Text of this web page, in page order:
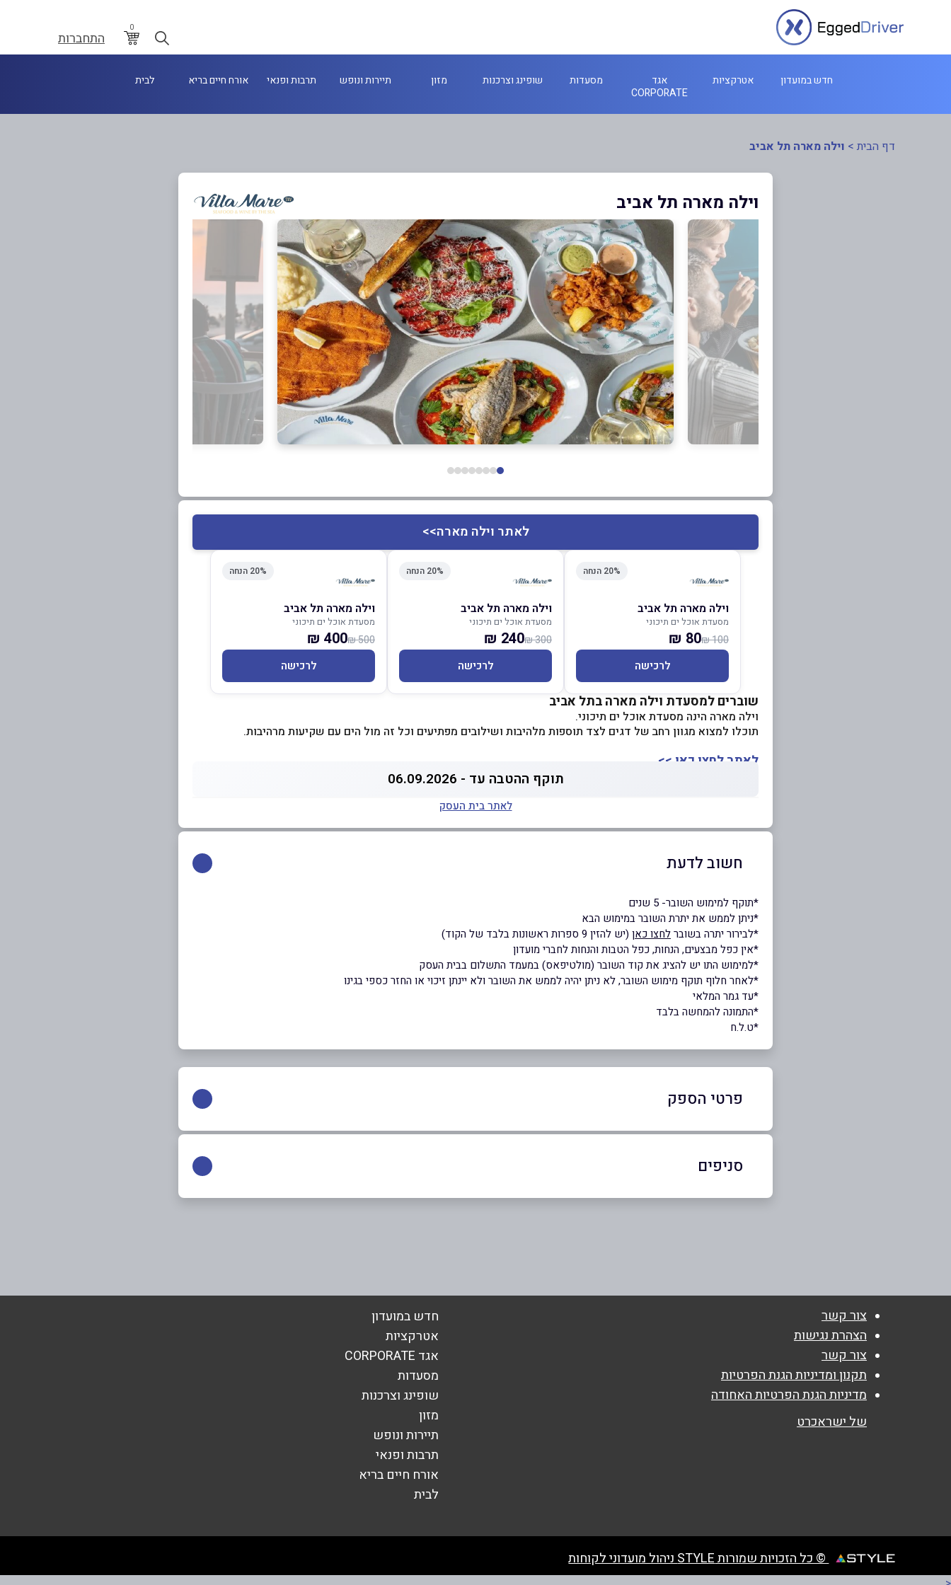
0
התחברות
חדש במועדון אטרקציות
אגד
CORPORATE
מסעדות שופינג וצרכנות מזון תיירות ונופש תרבות ופנאי אורח חיים בריא לבית
דף הבית > וילה מארה תל אביב
וילה מארה תל אביב
לאתר וילה מארה>>
20% הנחה
וילה מארה תל אביב
מסעדת אוכל ים תיכוני
100 ₪
80 ₪
לרכישה
20% הנחה
וילה מארה תל אביב
מסעדת אוכל ים תיכוני
300 ₪
240 ₪
לרכישה
20% הנחה
וילה מארה תל אביב
מסעדת אוכל ים תיכוני
500 ₪
400 ₪
לרכישה
שוברים למסעדת וילה מארה בתל אביב
וילה מארה הינה מסעדת אוכל ים תיכוני.
תוכלו למצוא מגוון רחב של דגים לצד תוספות מלהיבות ושילובים מפתיעים וכל זה מול הים עם שקיעות מרהיבות.
לאתר לחצו כאן >>
תוקף ההטבה עד - 06.09.2026
לאתר בית העסק
חשוב לדעת
*תוקף למימוש השובר- 5 שנים
*ניתן לממש את יתרת השובר במימוש הבא
*לבירור יתרה בשוברלחצו כאן (יש להזין 9 ספרות ראשונות בלבד של הקוד)
*אין כפל מבצעים, הנחות, כפל הטבות והנחות לחברי מועדון
*למימוש התו יש להציג את קוד השובר (מולטיפאס) במעמד התשלום בבית העסק
*לאחר חלוף תוקף מימוש השובר, לא ניתן יהיה לממש את השובר ולא יינתן זיכוי או החזר כספי בגינו
*עד גמר המלאי
*התמונה להמחשה בלבד
*ט.ל.ח
פרטי הספק
074-7725322
באתר
טלפון* אימייל*
אנא חזרו אלי בקשר ל...
הודעה*
סניפים
צור קשר
הצהרת נגישות
צור קשר
תקנון ומדיניות הגנת הפרטיות
מדיניות הגנת הפרטיות האחודה
של ישראכרט
חדש במועדון
אטרקציות
אגד CORPORATE
מסעדות
שופינג וצרכנות
מזון
תיירות ונופש
תרבות ופנאי
אורח חיים בריא
לבית
© כל הזכויות שמורות STYLE ניהול מועדוני לקוחות